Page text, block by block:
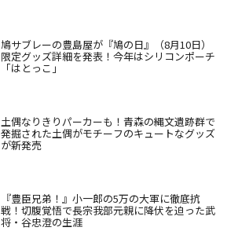
鳩サブレーの豊島屋が『鳩の日』（8月10日）
限定グッズ詳細を発表！今年はシリコンポーチ
「はとっこ」
土偶なりきりパーカーも！青森の縄文遺跡群で
発掘された土偶がモチーフのキュートなグッズ
が新発売
『豊臣兄弟！』小一郎の5万の大軍に徹底抗
戦！切腹覚悟で長宗我部元親に降伏を迫った武
将・谷忠澄の生涯